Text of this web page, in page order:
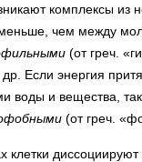
комплексы из
чем между
(от греч.
Если энергия
воды и вещества,
(от греч.